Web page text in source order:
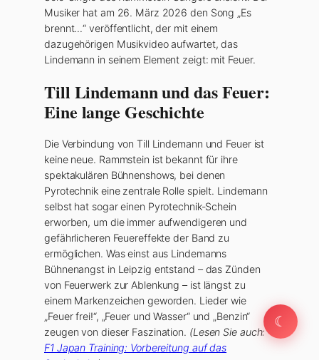
Musiker hat am 26. März 2026 den Song „Es
brennt…“ veröffentlicht, der mit einem
dazugehörigen Musikvideo aufwartet, das
Lindemann in seinem Element zeigt: mit Feuer.
Till Lindemann und das Feuer:
Eine lange Geschichte
Die Verbindung von Till Lindemann und Feuer ist
keine neue. Rammstein ist bekannt für ihre
spektakulären Bühnenshows, bei denen
Pyrotechnik eine zentrale Rolle spielt. Lindemann
selbst hat sogar einen Pyrotechnik-Schein
erworben, um die immer aufwendigeren und
gefährlicheren Feuereffekte der Band zu
ermöglichen. Was einst aus Lindemanns
Bühnenangst in Leipzig entstand – das Zünden
von Feuerwerk zur Ablenkung – ist längst zu
einem Markenzeichen geworden. Lieder wie
„Feuer frei!“, „Feuer und Wasser“ und „Benzin“
zeugen von dieser Faszination. (Lesen Sie auch:
F1 Japan Training: Vorbereitung auf das
☾